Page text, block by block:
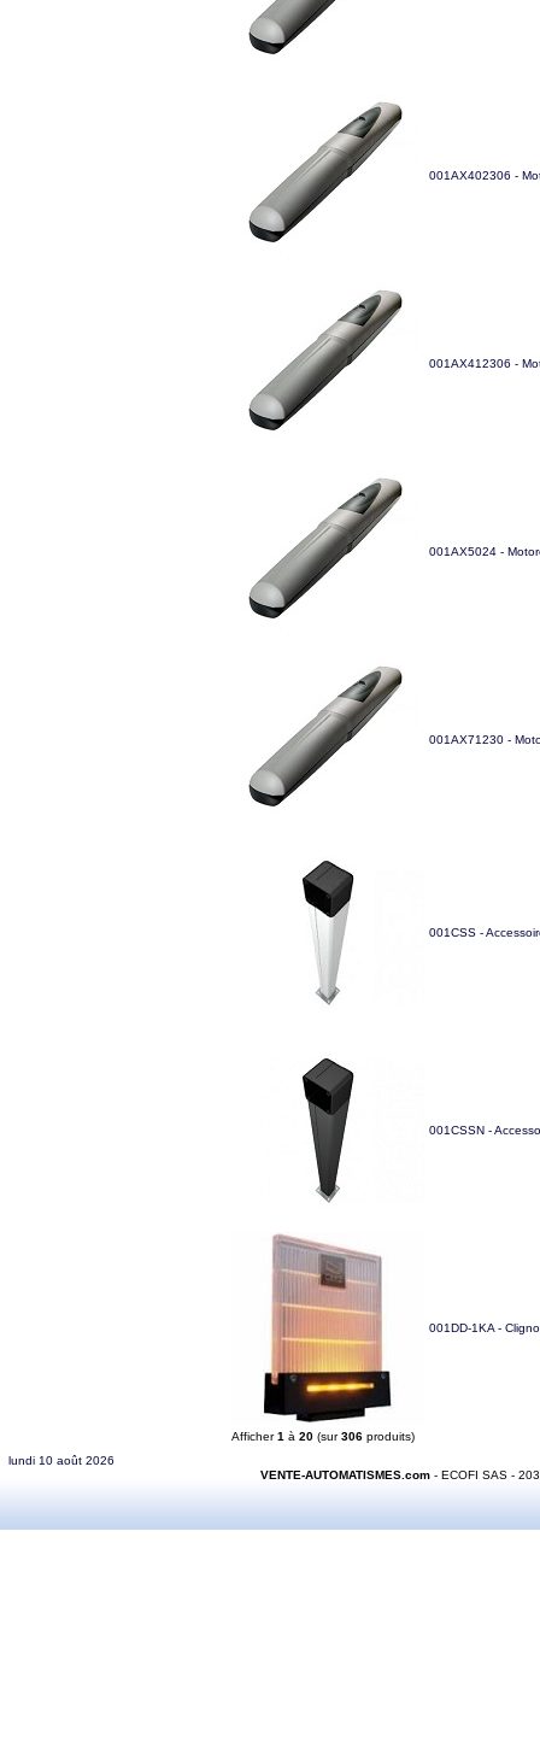
001AX402306 -
001AX412306 -
001AX5024 -
001AX71230 -
001CSS -
001CSSN -
001DD-1KA -
Afficher1 à 20 (sur306 produits)
lundi 10 août 2026
VENTE-AUTOMATISMES.com- ECOFI SAS -